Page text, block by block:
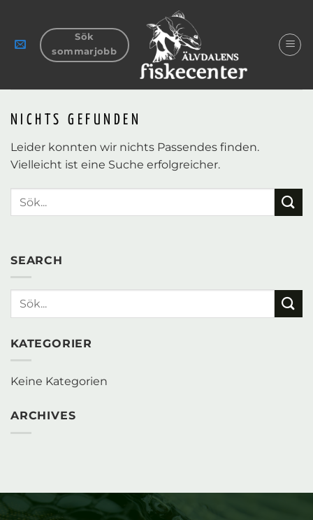
springen
Sök
sommarjobb
NICHTS GEFUNDEN
Leider konnten wir nichts Passendes finden.
Vielleicht ist eine Suche erfolgreicher.
SEARCH
KATEGORIER
Keine Kategorien
ARCHIVES